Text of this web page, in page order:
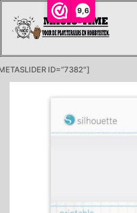
9,6
naar
ID=”7382″]